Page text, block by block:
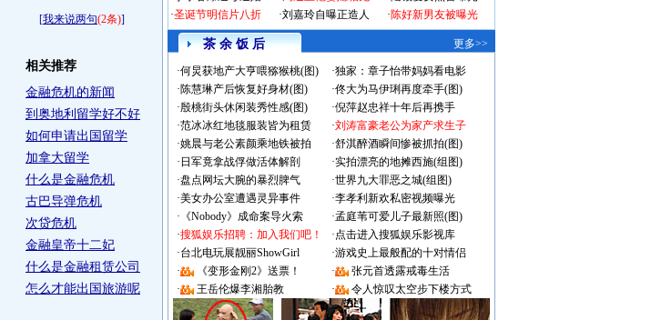
[我来说两句(2条)]
相关推荐
金融危机的新闻
到奥地利留学好不好
如何申请出国留学
加拿大留学
什么是金融危机
古巴导弹危机
次贷危机
金融皇帝十二妃
什么是金融租赁公司
怎么才能出国旅游呢
·圣诞节明信片八折
·刘嘉玲自曝正造人
·陈好新男友被曝光
茶 余 饭 后 更多>>
·何炅获地产大亨喂猕猴桃(图) ·独家：章子怡带妈妈看电影
·陈慧琳产后恢复好身材(图) ·佟大为马伊琍再度牵手(图)
·殷桃街头休闲装秀性感(图) ·倪萍赵忠祥十年后再携手
·范冰冰红地毯服装皆为租赁 ·刘涛富豪老公为家产求生子
·姚晨与老公素颜乘地铁被拍 ·舒淇醉酒瞬间惨被抓拍(图)
· 日军竟拿战俘做活体解剖 ·实拍漂亮的地摊西施(组图)
·盘点网坛大腕的暴烈脾气 ·世界九大罪恶之城(组图)
·美女办公室遭遇灵异事件 ·李孝利新欢私密视频曝光
· 《Nobody》成命案导火索 ·孟庭苇可爱儿子最新照(图)
·搜狐娱乐招聘：加入我们吧！ ·点击进入搜狐娱乐影视库
·台北电玩展靓丽ShowGirl ·游戏史上最般配的十对情侣
·
《变形金刚2》送票！ ·
张元首透露戒毒生活
·
王岳伦爆李湘胎教 · 令人惊叹太空步下楼方式